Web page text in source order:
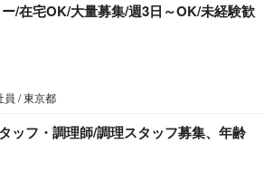
/在宅OK/大量募集/週3日～OK/未経験歓
員 / 東京都
ッフ・調理師/調理スタッフ募集、年齢